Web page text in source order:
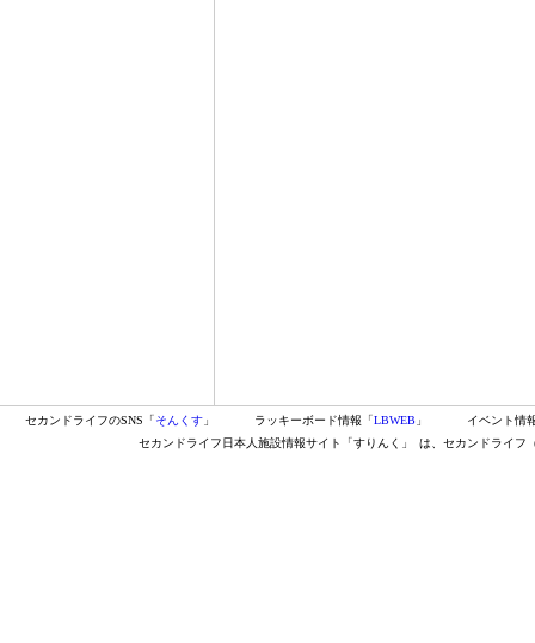
セカンドライフのSNS「そんくす 」 ラッキーボード情報「LBWEB 」
イベント情
セカンドライフ日本人施設情報サイト「すりんく」
は、セカンドライフ